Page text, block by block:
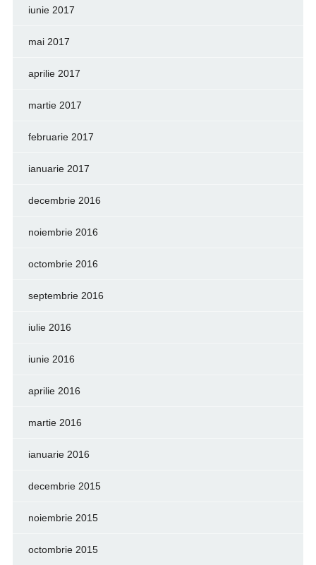
iunie 2017
mai 2017
aprilie 2017
martie 2017
februarie 2017
ianuarie 2017
decembrie 2016
noiembrie 2016
octombrie 2016
septembrie 2016
iulie 2016
iunie 2016
aprilie 2016
martie 2016
ianuarie 2016
decembrie 2015
noiembrie 2015
octombrie 2015